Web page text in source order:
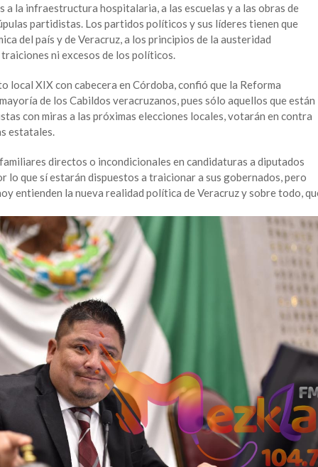
a la infraestructura hospitalaria, a las escuelas y a las obras de
partidistas. Los partidos políticos y sus líderes tienen que
del país y de Veracruz, a los principios de la austeridad
ni excesos de los políticos.
local XIX con cabecera en Córdoba, confió que la Reforma
de los Cabildos veracruzanos, pues sólo aquellos que están
con miras a las próximas elecciones locales, votarán en contra
estatales.
directos o incondicionales en candidaturas a diputados
lo que sí estarán dispuestos a traicionar a sus gobernados, pero
entienden la nueva realidad política de Veracruz y sobre todo,